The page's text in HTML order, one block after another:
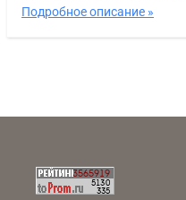
Подробное описание »